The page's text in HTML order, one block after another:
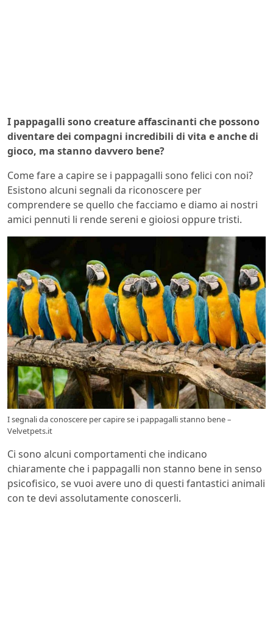
I pappagalli sono creature affascinanti che possono
diventare dei compagni incredibili di vita e anche di
gioco, ma stanno davvero bene?
Come fare a capire se i pappagalli sono felici con noi?
Esistono alcuni segnali da riconoscere per
comprendere se quello che facciamo e diamo ai nostri
amici pennuti li rende sereni e gioiosi oppure tristi.
I segnali da conoscere per capire se i pappagalli stanno bene –
Velvetpets.it
Ci sono alcuni comportamenti che indicano
chiaramente che i pappagalli non stanno bene in senso
psicofisico, se vuoi avere uno di questi fantastici animali
con te devi assolutamente conoscerli.